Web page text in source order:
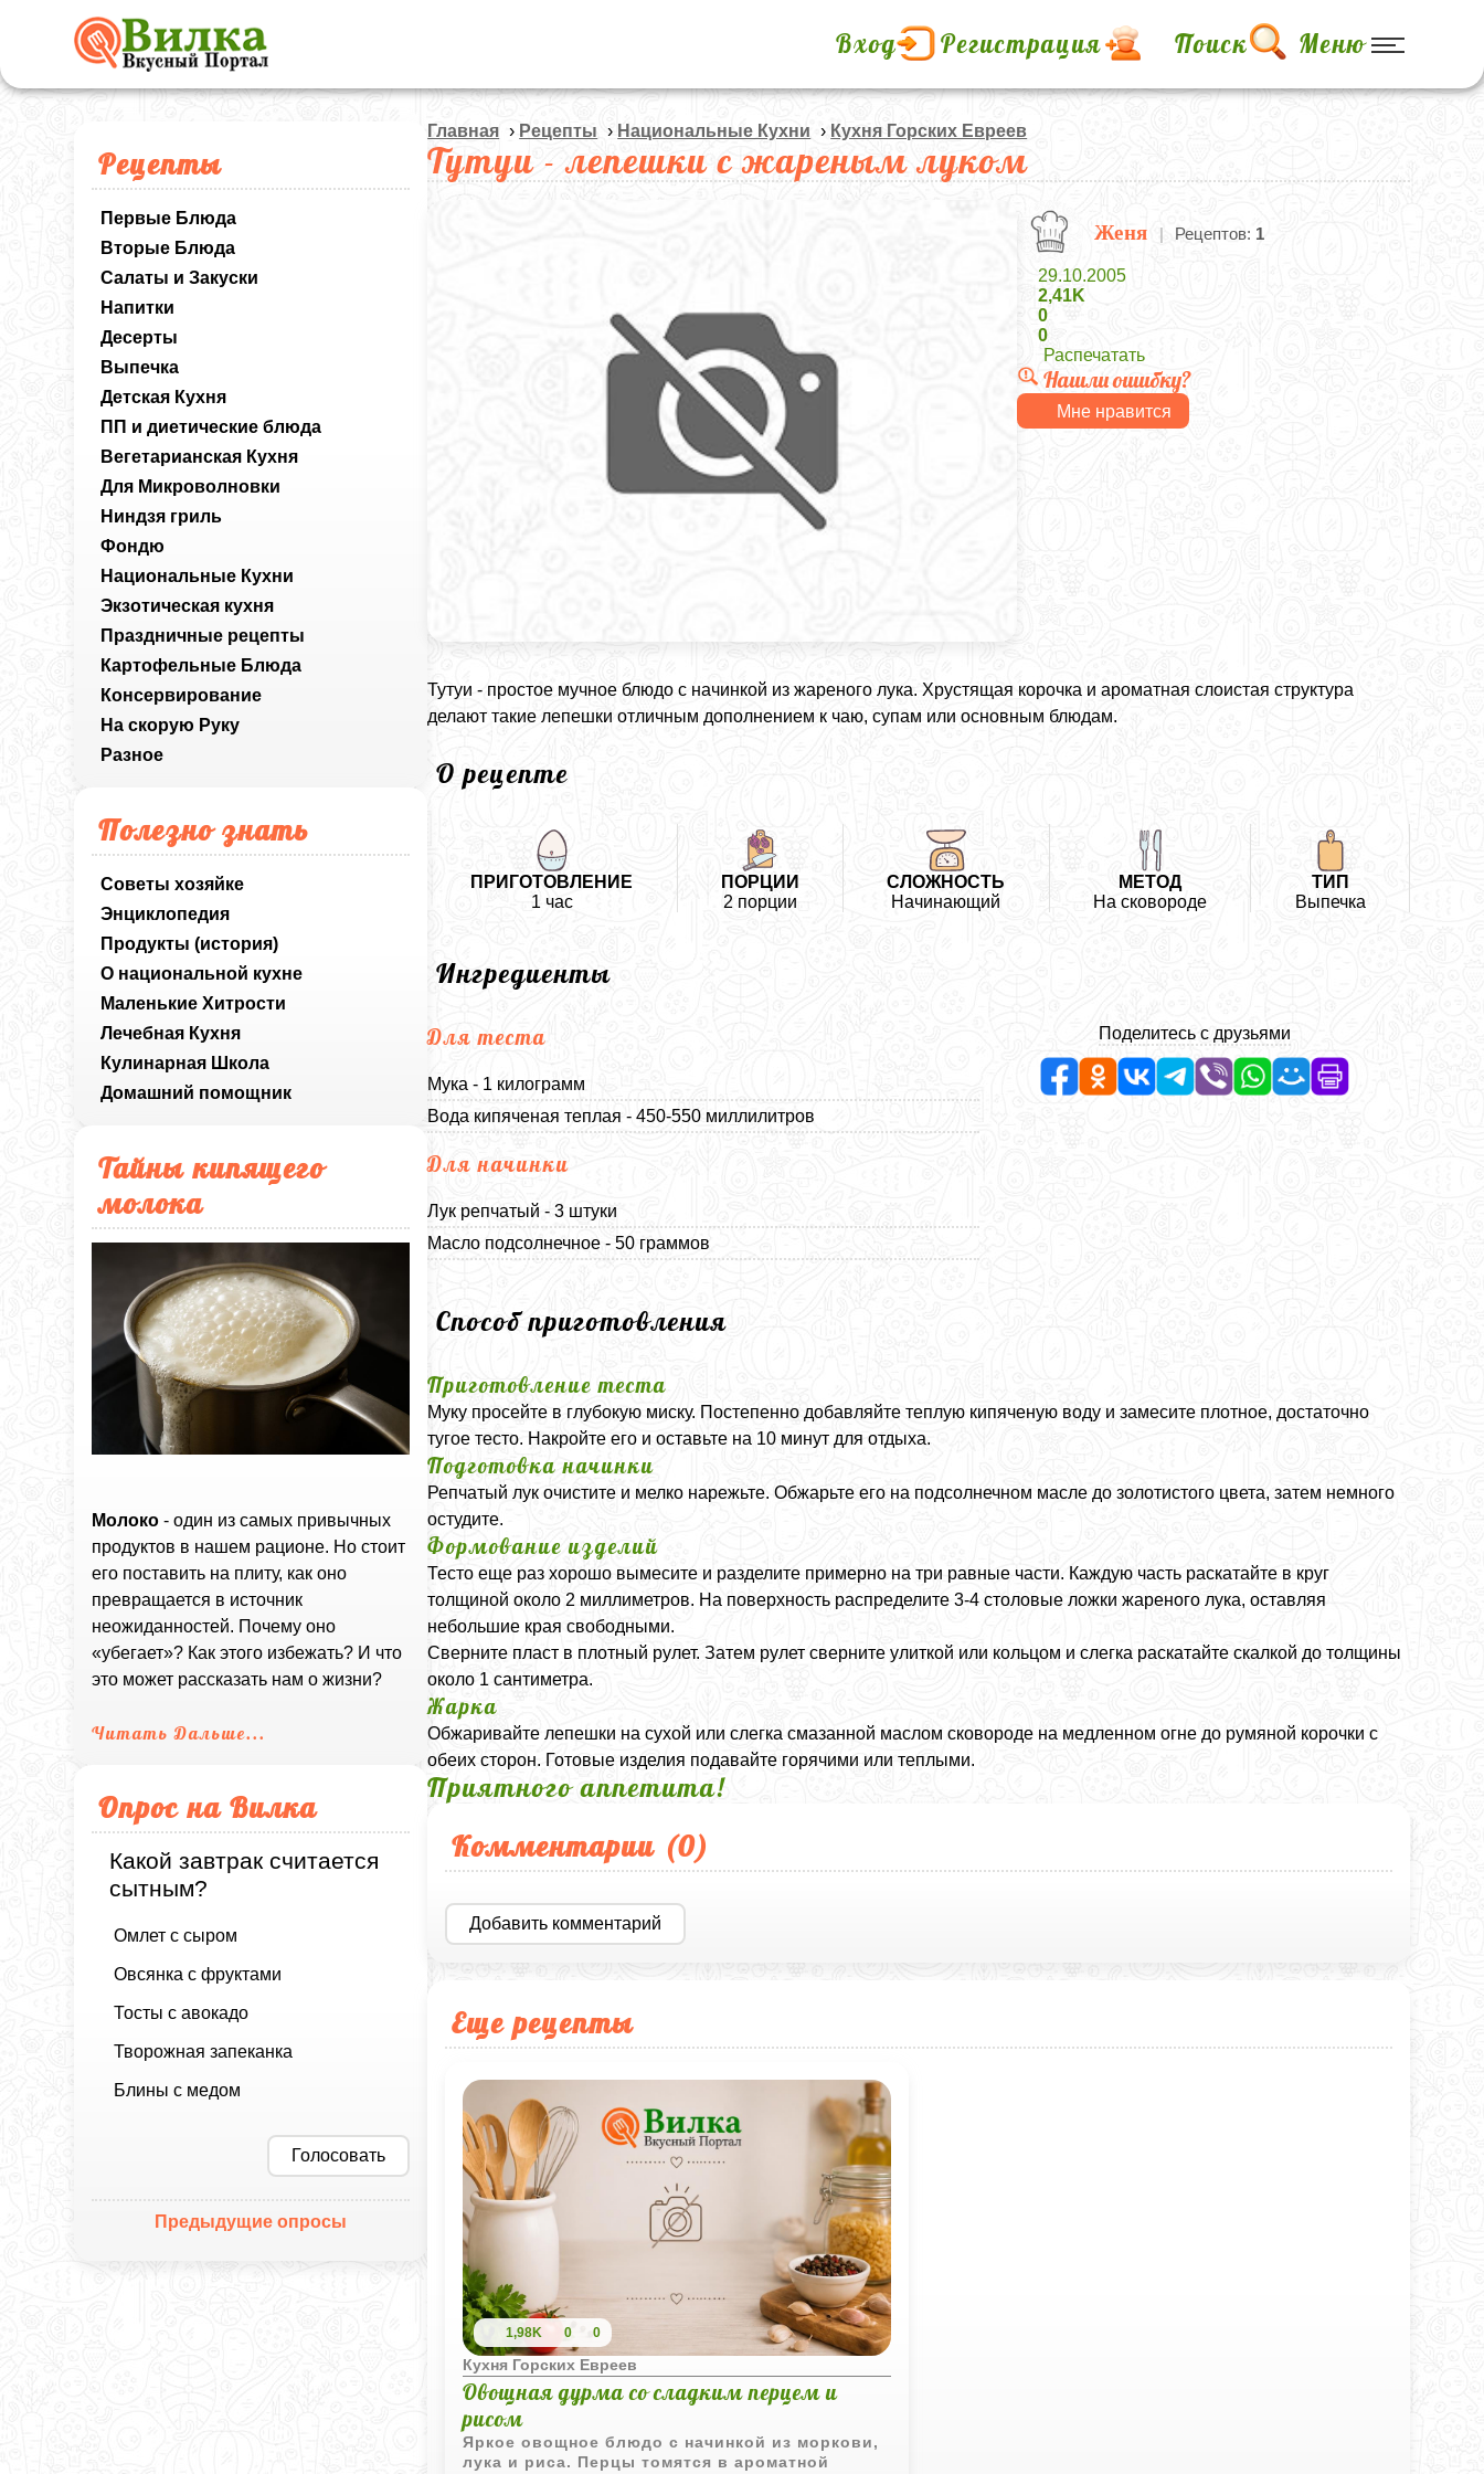
Вход Регистрация Поиск Меню
Рецепты
Первые Блюда
Вторые Блюда
Салаты и Закуски
Напитки
Десерты
Выпечка
Детская Кухня
ПП и диетические блюда
Вегетарианская Кухня
Для Микроволновки
Ниндзя гриль
Фондю
Национальные Кухни
Экзотическая кухня
Праздничные рецепты
Картофельные Блюда
Консервирование
На скорую Руку
Разное
Полезно знать
Советы хозяйке
Энциклопедия
Продукты (история)
О национальной кухне
Маленькие Хитрости
Лечебная Кухня
Кулинарная Школа
Домашний помощник
Тайны кипящего
молока
Молоко - один из самых привычных
продуктов в нашем рационе. Но стоит
его поставить на плиту, как оно
превращается в источник
неожиданностей. Почему оно
«убегает»? Как этого избежать? И что
это может рассказать нам о жизни?
Читать Дальше...
Опрос на Вилка
Какой завтрак считается
сытным?
Омлет с сыром
Овсянка с фруктами
Тосты с авокадо
Творожная запеканка
Блины с медом
Голосовать
Предыдущие опросы
Главная › Рецепты › Национальные Кухни › Кухня Горских Евреев
Тутуи - лепешки с жареным луком
Женя | Рецептов: 1
29.10.2005
2,41K
0
0
Распечатать
Нашли ошибку?
Мне нравится
Тутуи - простое мучное блюдо с начинкой из жареного лука. Хрустящая корочка и ароматная слоистая структура
делают такие лепешки отличным дополнением к чаю, супам или основным блюдам.
О рецепте
ПРИГОТОВЛЕНИЕ
1 час
ПОРЦИИ
2 порции
СЛОЖНОСТЬ
Начинающий
МЕТОД
На сковороде
ТИП
Выпечка
Ингредиенты
Для теста
Мука - 1 килограмм
Вода кипяченая теплая - 450-550 миллилитров
Для начинки
Лук репчатый - 3 штуки
Масло подсолнечное - 50 граммов
Поделитесь с друзьями
Способ приготовления
Приготовление теста
Муку просейте в глубокую миску. Постепенно добавляйте теплую кипяченую воду и замесите плотное, достаточно
тугое тесто. Накройте его и оставьте на 10 минут для отдыха.
Подготовка начинки
Репчатый лук очистите и мелко нарежьте. Обжарьте его на подсолнечном масле до золотистого цвета, затем немного
остудите.
Формование изделий
Тесто еще раз хорошо вымесите и разделите примерно на три равные части. Каждую часть раскатайте в круг
толщиной около 2 миллиметров. На поверхность распределите 3-4 столовые ложки жареного лука, оставляя
небольшие края свободными.
Сверните пласт в плотный рулет. Затем рулет сверните улиткой или кольцом и слегка раскатайте скалкой до толщины
около 1 сантиметра.
Жарка
Обжаривайте лепешки на сухой или слегка смазанной маслом сковороде на медленном огне до румяной корочки с
обеих сторон. Готовые изделия подавайте горячими или теплыми.
Приятного аппетита!
Комментарии (0)
Добавить комментарий
Еще рецепты
1,98K 0 0
Кухня Горских Евреев
Овощная дурма со сладким перцем и
рисом
Яркое овощное блюдо с начинкой из моркови,
лука и риса. Перцы томятся в ароматной